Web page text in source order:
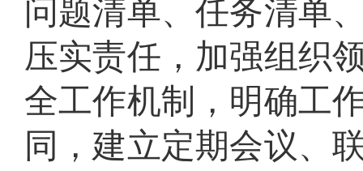
问题清单、任务清单
压实责任，加强组织
全工作机制，明确工
同，建立定期会议、